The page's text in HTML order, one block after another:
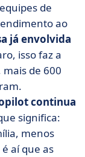
de
ao
já envolvida
isso faz a
de 600
continua
significa:
menos
aí que as